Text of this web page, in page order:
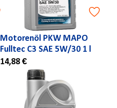
Motorenöl PKW MAPO
Fulltec C3 SAE 5W/30 1 l
14,88 €